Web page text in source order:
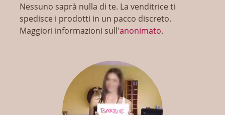
Nessuno saprà nulla di te. La venditrice ti
spedisce i prodotti in un pacco discreto.
Maggiori informazioni sull'anonimato.